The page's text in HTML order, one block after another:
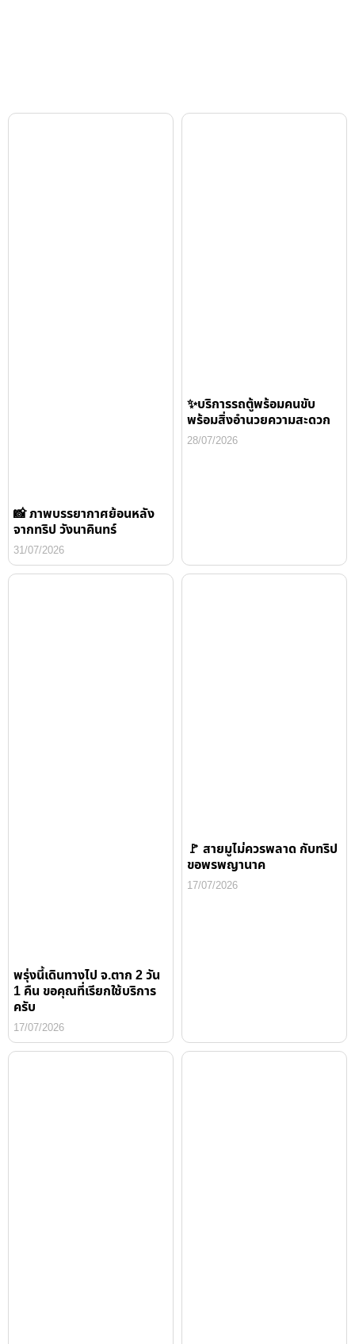
📸 ภาพบรรยากาศย้อนหลัง
จากทริป วังนาคินทร์
31/07/2026
✨บริการรถตู้พร้อมคนขับ
พร้อมสิ่งอำนวยความสะดวก
28/07/2026
พรุ่งนี้เดินทางไป จ.ตาก 2 วัน
1 คืน ขอคุณที่เรียกใช้บริการ
ครับ
17/07/2026
🚩 สายมูไม่ควรพลาด กับทริป
ขอพรพญานาค
17/07/2026